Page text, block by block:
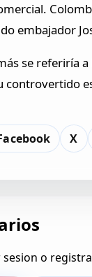
embajador
se referiría
controvertido
X
sesion o